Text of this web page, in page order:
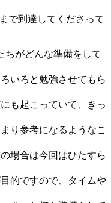
で到達してくださって
ちがどんな準備をして
いろと勉強させてもら
も起こっていて、きっ
り参考になるようなこ
場合は今回はひたすら
的ですので、タイムや